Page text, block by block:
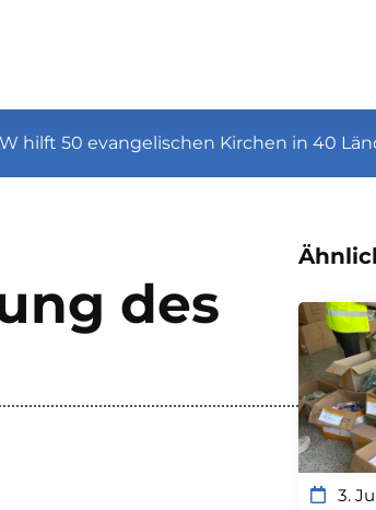
hilft 50 evangelischen Kirchen in 40
des
3.